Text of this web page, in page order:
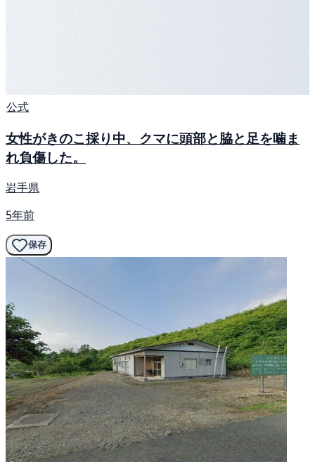
公式
女性がきのこ採り中、クマに頭部と脇と足を噛ま
れ負傷した。
岩手県
5年前
保存